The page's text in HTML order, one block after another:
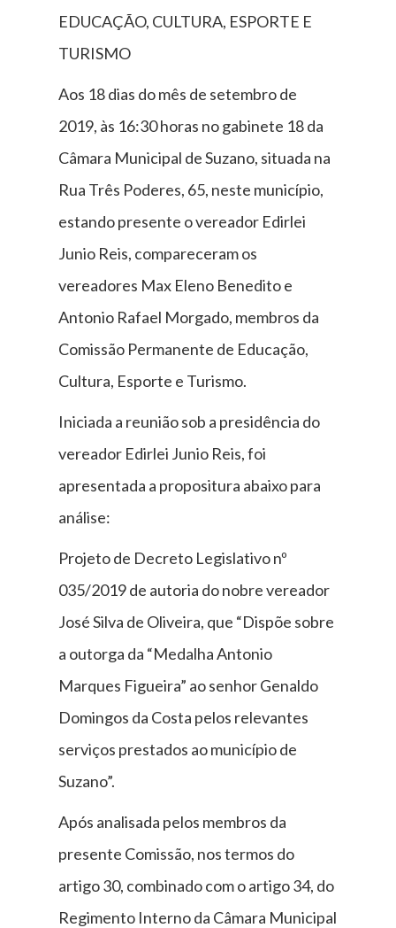
EDUCAÇÃO, CULTURA, ESPORTE E
TURISMO
Aos 18 dias do mês de setembro de
2019, às 16:30 horas no gabinete 18 da
Câmara Municipal de Suzano, situada na
Rua Três Poderes, 65, neste município,
estando presente o vereador Edirlei
Junio Reis, compareceram os
vereadores Max Eleno Benedito e
Antonio Rafael Morgado, membros da
Comissão Permanente de Educação,
Cultura, Esporte e Turismo.
Iniciada a reunião sob a presidência do
vereador Edirlei Junio Reis, foi
apresentada a propositura abaixo para
análise:
Projeto de Decreto Legislativo nº
035/2019 de autoria do nobre vereador
José Silva de Oliveira, que “Dispõe sobre
a outorga da “Medalha Antonio
Marques Figueira” ao senhor Genaldo
Domingos da Costa pelos relevantes
serviços prestados ao município de
Suzano”.
Após analisada pelos membros da
presente Comissão, nos termos do
artigo 30, combinado com o artigo 34, do
Regimento Interno da Câmara Municipal